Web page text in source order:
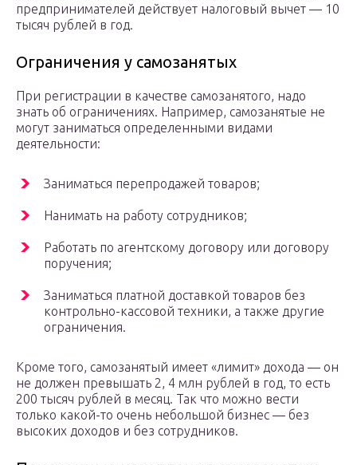
предпринимателей действует налоговый вычет — 10
тысяч рублей в год.
Ограничения у самозанятых
При регистрации в качестве самозанятого, надо
знать об ограничениях. Например, самозанятые не
могут заниматься определенными видами
деятельности:
Заниматься перепродажей товаров;
Нанимать на работу сотрудников;
Работать по агентскому договору или договору
поручения;
Заниматься платной доставкой товаров без
контрольно-кассовой техники, а также другие
ограничения.
Кроме того, самозанятый имеет «лимит» дохода — он
не должен превышать 2, 4 млн рублей в год, то есть
200 тысяч рублей в месяц. Так что можно вести
только какой-то очень небольшой бизнес — без
высоких доходов и без сотрудников.